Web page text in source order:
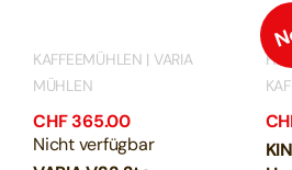
KAFFEEMÜHLEN | VARIA
MÜHLEN
CHF365.00
Nicht verfügbar